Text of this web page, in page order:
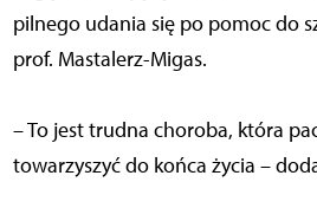
pilnego udania się po pomoc do
prof. Mastalerz-Migas.
– To jest trudna choroba, która
towarzyszyć do końca życia –